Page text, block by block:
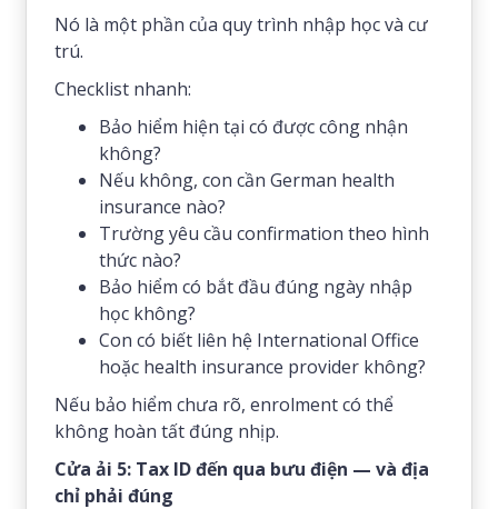
Nó là một phần của quy trình nhập học và cư
trú.
Checklist nhanh:
Bảo hiểm hiện tại có được công nhận
không?
Nếu không, con cần German health
insurance nào?
Trường yêu cầu confirmation theo hình
thức nào?
Bảo hiểm có bắt đầu đúng ngày nhập
học không?
Con có biết liên hệ International Office
hoặc health insurance provider không?
Nếu bảo hiểm chưa rõ, enrolment có thể
không hoàn tất đúng nhịp.
Cửa ải 5: Tax ID đến qua bưu điện — và địa
chỉ phải đúng